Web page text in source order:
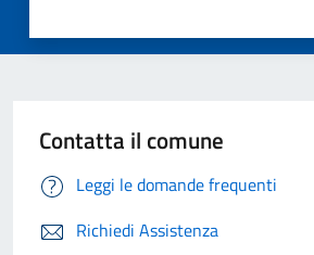
Contatta il comune
Leggi le domande frequenti
Richiedi Assistenza